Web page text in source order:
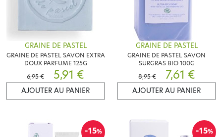
GRAINE DE PASTEL
GRAINE DE PASTEL SAVON EXTRA
DOUX PARFUME 125G
6,95 €
5,91 €
AJOUTER AU PANIER
GRAINE DE PASTEL
GRAINE DE PASTEL SAVON
SURGRAS BIO 100G
8,95 €
7,61 €
AJOUTER AU PANIER
-15% -15%